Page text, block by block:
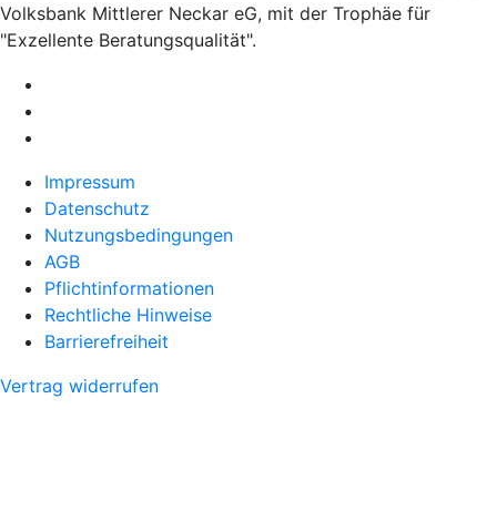
Volksbank Mittlerer Neckar eG, mit der Trophäe für
"Exzellente Beratungsqualität".
Impressum
Datenschutz
Nutzungsbedingungen
AGB
Pflichtinformationen
Rechtliche Hinweise
Barrierefreiheit
Vertrag widerrufen